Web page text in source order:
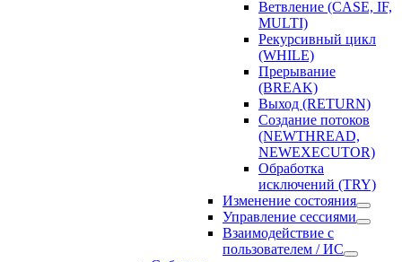
Ветвление (CASE, IF,
MULTI)
Рекурсивный цикл
(WHILE)
Прерывание
(BREAK)
Выход (RETURN)
Создание потоков
(NEWTHREAD,
NEWEXECUTOR)
Обработка
исключений (TRY)
Изменение состояния
Управление сессиями
Взаимодействие с
пользователем / ИС